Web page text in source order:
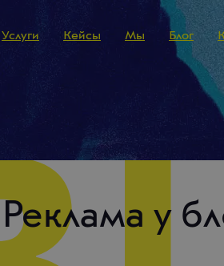
Услуги Кейсы Мы Блог
Реклама у